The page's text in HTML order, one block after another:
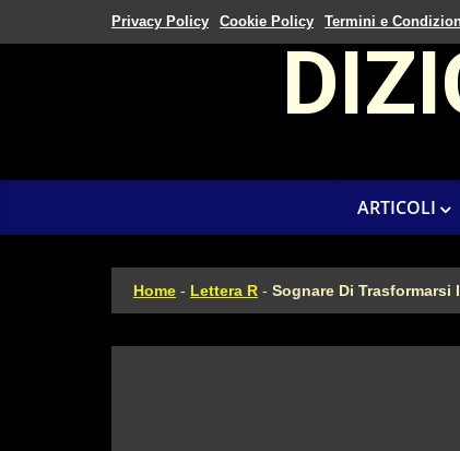
Privacy Policy Cookie Policy Termini e
ARTICOLI
Home - Lettera R - Sognare Di Trasformarsi